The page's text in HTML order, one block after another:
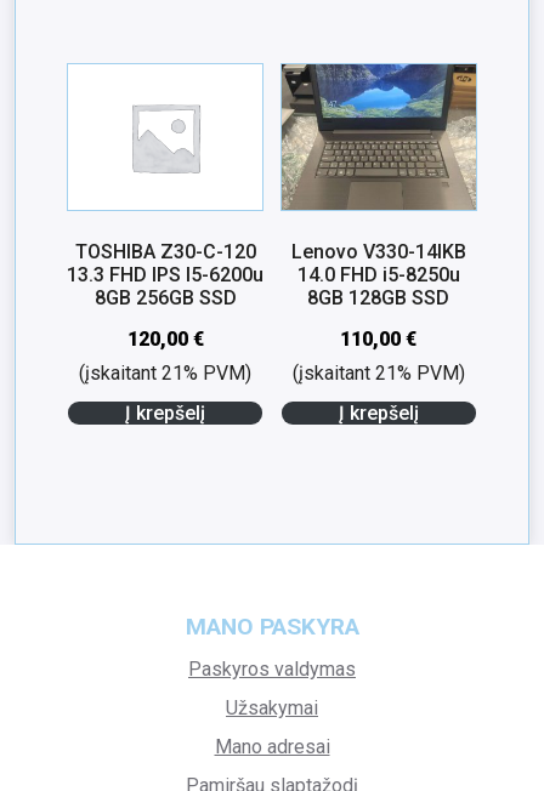
TOSHIBA Z30-C-120
13.3 FHD IPS I5-6200u
8GB 256GB SSD
120,00 €
(įskaitant 21% PVM)
Į krepšelį
Lenovo V330-14IKB
14.0 FHD i5-8250u
8GB 128GB SSD
110,00€
(įskaitant 21% PVM)
Į krepšelį
MANO PASKYRA
Paskyros valdymas
Užsakymai
Mano adresai
Pamiršau slaptažodį